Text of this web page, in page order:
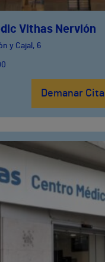
Vithas Nervión
y Cajal, 6
Demanar Cita